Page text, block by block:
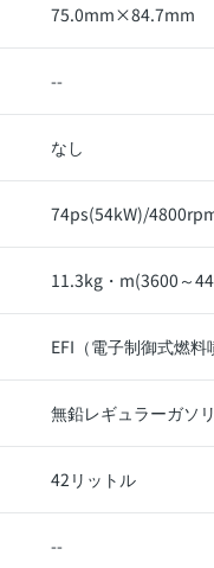
75.0mm×84.7mm
--
なし
74ps(54kW)/
11.3kg・m(3600～
EFI（電子制御式燃料
無鉛レギュラーガソ
42リットル
--